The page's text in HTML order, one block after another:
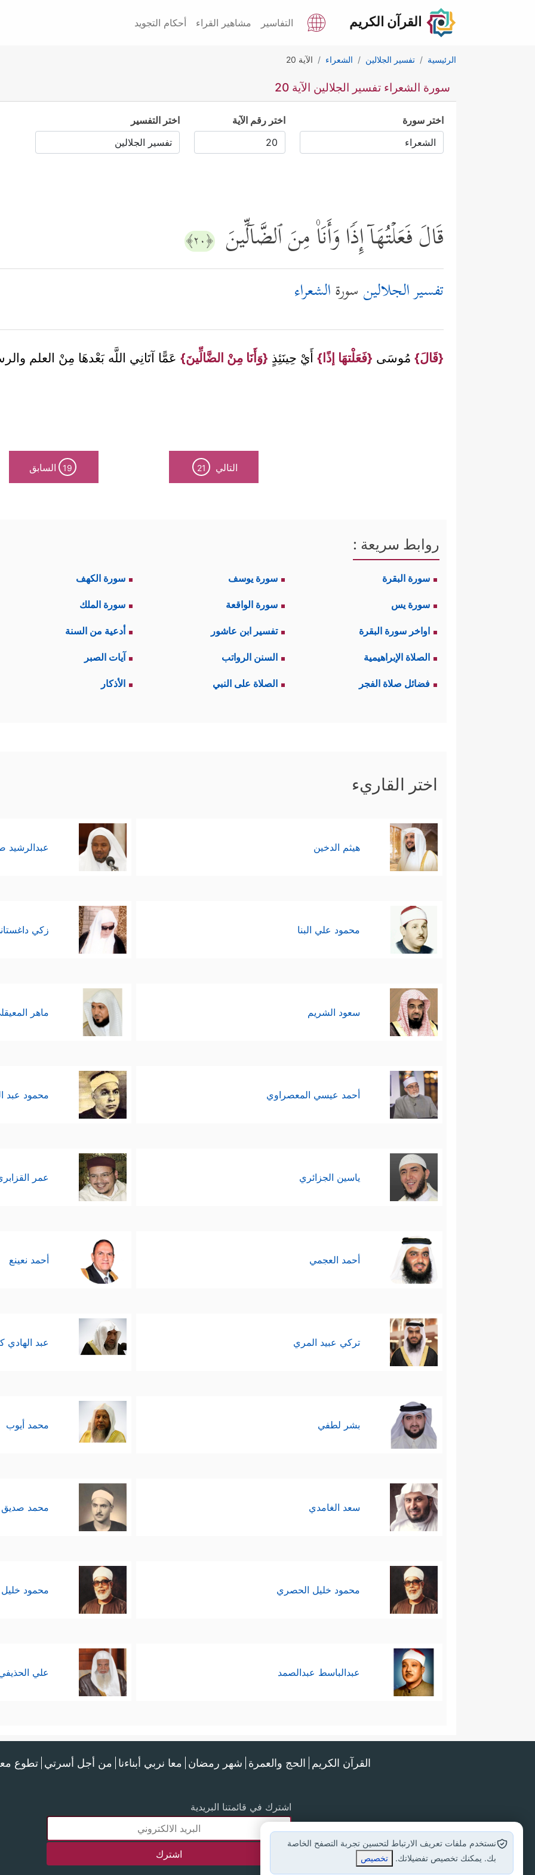
القرآن الكريم التفاسير مشاهير القراء أحكام التجويد
الرئيسية تفسير الجلالين الشعراء الآية 20
سورة الشعراء تفسير الجلالين الآية 20
اختر سورة اختر رقم الآية اختر التفسير
قَالَ فَعَلۡتُهَاۤ إِذࣰا وَأَنَا۠ مِنَ ٱلضَّاۤلِّینَ ﴿٢٠﴾
تفسير الجلالين سورةالشعراء
{قَالَ} مُوسَى {فَعَلْتهَا إذًا} أَيْ حِينَئِذٍ {وَأَنَا مِنْ الضَّالِّينَ} عَمًّا آتَانِي اللَّه بَعْدهَا مِنْ العلم
التالي 21
19 السابق
روابط سريعة :
سورة البقرة سورة يوسف سورة الكهف
سورة يس سورة الواقعة سورة الملك
اواخر سورة البقرة تفسير ابن عاشور أدعية من السنة
الصلاة الإبراهيمية السنن الرواتب آيات الصبر
فضائل صلاة الفجر الصلاة على النبي الأذكار
اختر القاريء
هيثم الدخين عبدالرشيد
محمود علي البنا زكي
سعود الشريم ماهر
أحمد عيسي المعصراوي محمود عبد
ياسين الجزائري عمر
أحمد العجمي أحمد نعينع
تركي عبيد المري عبد الهادي
بشر لطفي محمد أيوب
سعد الغامدي محمد صديق
محمود خليل الحصري محمود
عبدالباسط عبدالصمد علي
القرآن الكريم الحج والعمرة شهر رمضان معا نربي أبناءنا من أجل أسرتي تطوع
اشترك في قائمتنا البريدية
نستخدم ملفات تعريف الارتباط لتحسين تجربة التصفح الخاصة
بك. يمكنك تخصيص تفضيلاتك.
تخصيص